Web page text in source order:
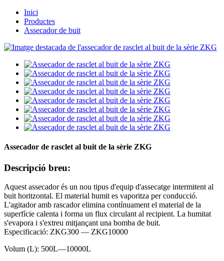
Inici
Productes
Assecador de buit
Assecador de rasclet al buit de la sèrie ZKG
Descripció breu:
Aquest assecador és un nou tipus d'equip d'assecatge intermitent al
buit horitzontal. El material humit es vaporitza per conducció.
L'agitador amb rascador elimina contínuament el material de la
superfície calenta i forma un flux circulant al recipient. La humitat
s'evapora i s'extreu mitjançant una bomba de buit.
Especificació: ZKG300 — ZKG10000
Volum (L): 500L—10000L